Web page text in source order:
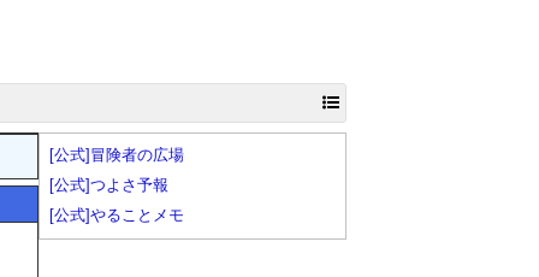
[公式]冒険者の広場
[公式]つよさ予報
[公式]やることメモ